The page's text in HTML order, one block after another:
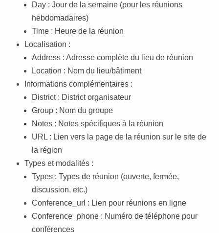
Day : Jour de la semaine (pour les réunions
hebdomadaires)
Time : Heure de la réunion
Localisation :
Address : Adresse complète du lieu de réunion
Location : Nom du lieu/bâtiment
Informations complémentaires :
District : District organisateur
Group : Nom du groupe
Notes : Notes spécifiques à la réunion
URL : Lien vers la page de la réunion sur le site de
la région
Types et modalités :
Types : Types de réunion (ouverte, fermée,
discussion, etc.)
Conference_url : Lien pour réunions en ligne
Conference_phone : Numéro de téléphone pour
conférences